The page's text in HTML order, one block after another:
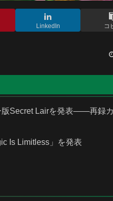
LinkedIn コ
版Secret Lairを発表――再録
Is Limitless」を発表